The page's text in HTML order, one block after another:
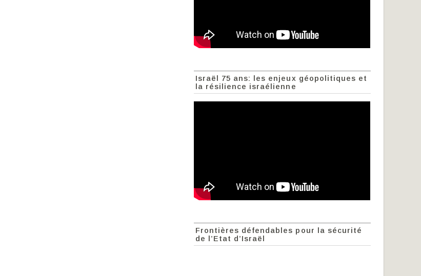
Israël 75 ans: les enjeux géopolitiques et
la résilience israélienne
Frontières défendables pour la sécurité
de l’Etat d’Israël